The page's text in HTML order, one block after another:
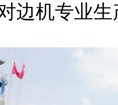
边机专业